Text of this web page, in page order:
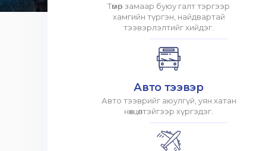
Төмөр замаар буюу галт тэргээр
хамгийн түргэн, найдвартай
тээвэрлэлтийг хийдэг.
Авто тээвэр
Авто тээврийг аюулгүй, уян хатан
нөхцөлтэйгээр хүргэдэг.